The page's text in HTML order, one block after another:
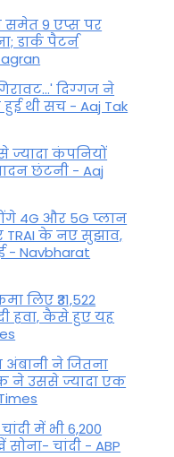
मकर
इन राशियों
योग
समेत 9 एप्स पर
डार्क पैटर्न
दिग्‍गज ने
हुई थी सच - Aaj Tak
ज्यादा कंपनियों
छंटनी - Aaj
4G और 5G प्लान
TRAI के नए सुझाव,
- Navbharat
लिए ₹31,522
हवा, कैसे हुए यह
अंबानी ने जितना
ने उससे ज्यादा एक
में भी 6,200
चांदी - ABP